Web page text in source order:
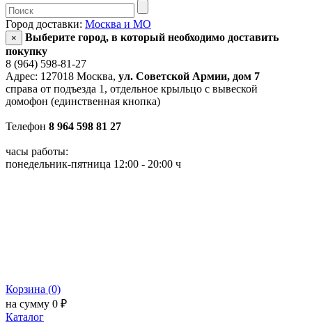
Город доставки: Москва и МО
×
Выберите город, в который необходимо доставить
покупку
8 (964) 598-81-27
Адрес: 127018 Москва, ул. Советской Армии, дом 7
справа от подъезда 1, отдельное крыльцо с вывеской
домофон (единственная кнопка)
Телефон 8 964 598 81 27
часы работы:
понедельник-пятница 12:00 - 20:00 ч
Корзина (0)
на сумму 0 ₽
Каталог